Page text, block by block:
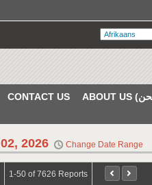
CONTACT US
2026 Change Date Range
1-50 of 7626 Reports